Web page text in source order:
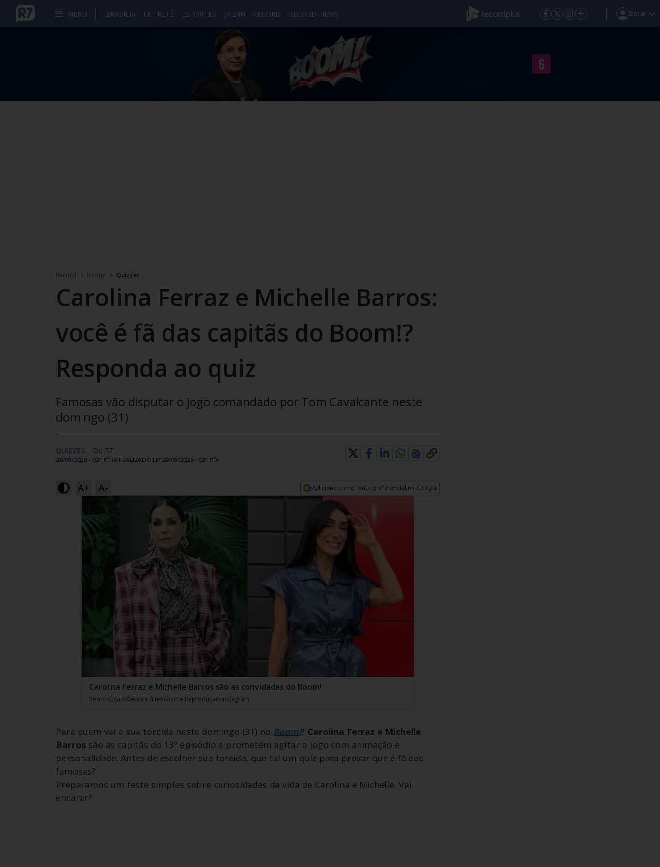
MENU BRASÍLIA ENTRETÊ ESPORTES JR 24H RECORD RECORD NEWS Entrar
Record Boom! Quizzes
Carolina Ferraz e Michelle Barros:
você é fã das capitãs do Boom!?
Responda ao quiz
Famosas vão disputar o jogo comandado por Tom Cavalcante neste
domingo (31)
QUIZZES | Do R7
29/05/2026 - 02H00 (ATUALIZADO EM 29/05/2026 - 02H00)
A+ A- Adicione como fonte preferencial no Google
Opens in new window
Carolina Ferraz e Michelle Barros são as convidadas do Boom!
Reprodução/Débora Bitencourt e Reprodução/Instagram
Para quem vai a sua torcida neste domingo (31) no Boom!? Carolina Ferraz e Michelle
Barros são as capitãs do 13º episódio e prometem agitar o jogo com animação e
personalidade. Antes de escolher sua torcida, que tal um quiz para provar que é fã das
famosas?
Preparamos um teste simples sobre curiosidades da vida de Carolina e Michelle. Vai
encarar?